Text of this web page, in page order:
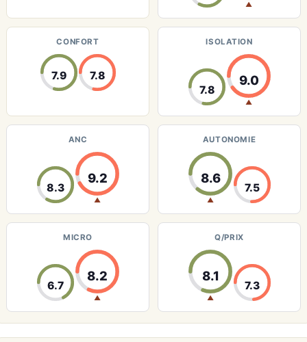
▲
CONFORT
7.9 7.8
ISOLATION
7.8
9.0
▲
ANC
8.3
9.2
▲
AUTONOMIE
8.6
▲
7.5
MICRO
6.7
8.2
▲
Q/PRIX
8.1
▲
7.3